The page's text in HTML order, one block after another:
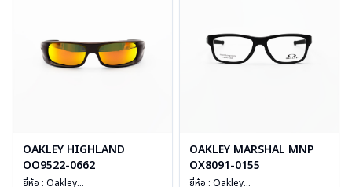
OAKLEY HIGHLAND
OO9522-0662
ยี่ห้อ : Oakley
OAKLEY MARSHAL MNP
OX8091-0155
ยี่ห้อ : Oakley